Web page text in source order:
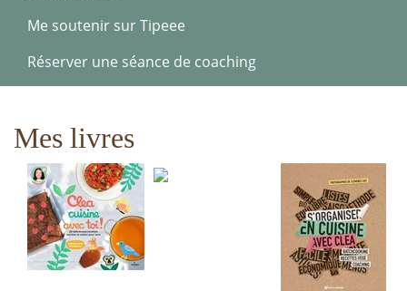
Me soutenir sur Tipeee
Réserver une séance de coaching
Mes livres